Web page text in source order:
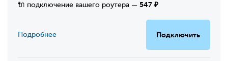
🔌 подключение вашего роутера — 547 ₽
Подключить
Подробнее